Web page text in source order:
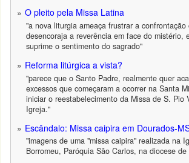
O pleito pela Missa Latina
"a nova liturgia ameaça frustrar a
desencoraja a reverência em face do mistério,
suprime o sentimento do sagrado"
Reforma litúrgica a vista?
"parece que o Santo Padre, realmente quer
excessos que começaram a ocorrer na Santa
iniciar o reestabelecimento da Missa de S. Pio
Igreja."
Escândalo: Missa caipira em Dourados-
"imagens de uma "missa caipira" realizada na
Borromeu, Paróquia São Carlos, na diocese de